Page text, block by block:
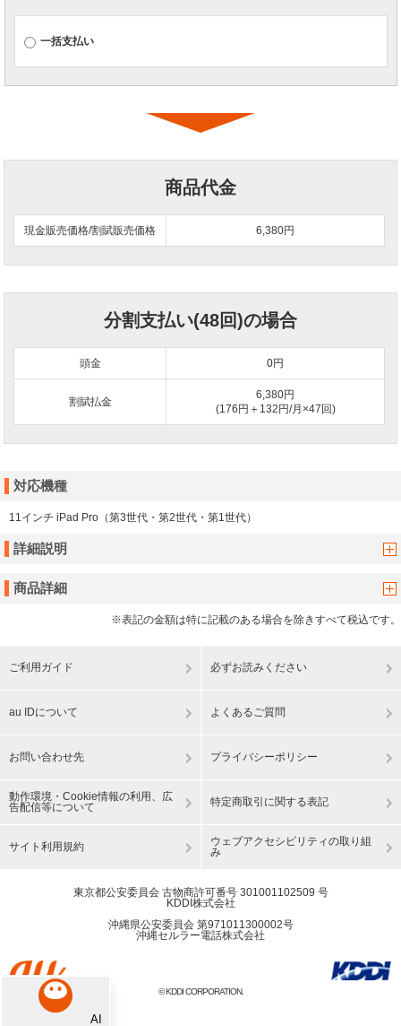
一括支払い
商品代金
現金販売価格/割賦販売価格 6,380円
分割支払い(48回)の場合
頭金 0円
割賦払金
6,380円
(176円＋132円/月×47回)
対応機種
11インチ iPad Pro（第3世代・第2世代・第1世代）
詳細説明
商品詳細
※表記の金額は特に記載のある場合を除きすべて税込です。
ご利用ガイド 必ずお読みください
au IDについて よくあるご質問
お問い合わせ先 プライバシーポリシー
動作環境・Cookie情報の利用、広
告配信等について
特定商取引に関する表記
サイト利用規約
ウェブアクセシビリティの取り組
み
東京都公安委員会 古物商許可番号 301001102509 号
KDDI株式会社
沖縄県公安委員会 第971011300002号
沖縄セルラー電話株式会社
© KDDI CORPORATION.